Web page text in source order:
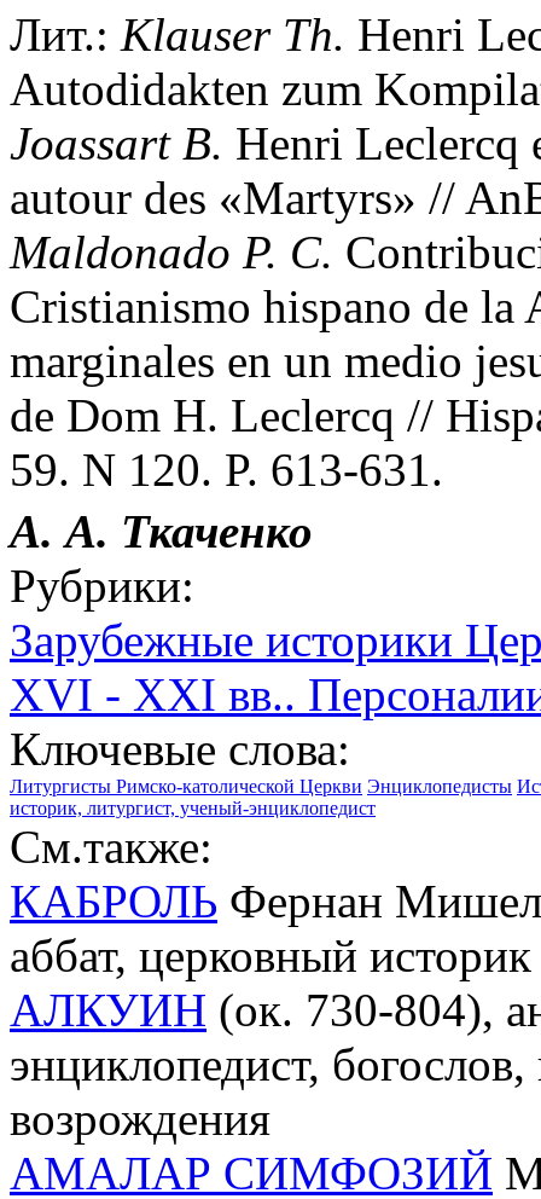
Лит.: Klauser Th. Henri
Autodidakten zum
Joassart B. Henri Leclercq
autour des «Martyrs» //
Maldonado P. C.
Cristianismo hispano de la
marginales en un medio
de Dom H. Leclercq //
59. N 120. P. 613-631.
А. А. Ткаченко
Рубрики:
Зарубежные историки
XVI - XXI вв..
Ключевые слова:
Литургисты Римско-католической Церкви Энциклопедисты
историк, литургист, ученый-энциклопедист
См.также:
КАБРОЛЬ Фернан
аббат, церковный
АЛКУИН (ок. 730-804),
энциклопедист,
возрождения
АМАЛАР СИМФОЗИЙ